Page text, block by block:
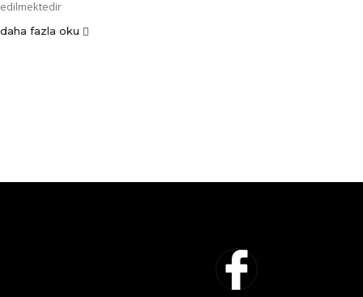
edilmektedir
daha fazla oku